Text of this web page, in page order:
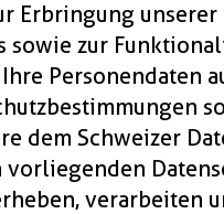
Erbringung
zur
Personendaten
dem Schweizer
vorliegenden
verarbeiten